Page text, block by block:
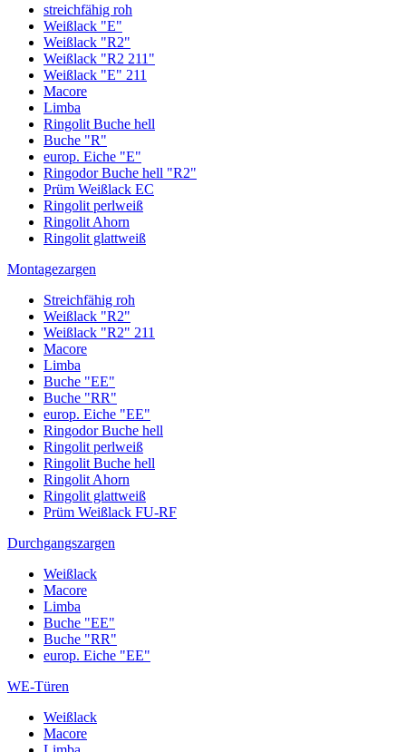
streichfähig roh
Weißlack "E"
Weißlack "R2"
Weißlack "R2 211"
Weißlack "E" 211
Macore
Limba
Ringolit Buche hell
Buche "R"
europ. Eiche "E"
Ringodor Buche hell "R2"
Prüm Weißlack EC
Ringolit perlweiß
Ringolit Ahorn
Ringolit glattweiß
Montagezargen
Streichfähig roh
Weißlack "R2"
Weißlack "R2" 211
Macore
Limba
Buche "EE"
Buche "RR"
europ. Eiche "EE"
Ringodor Buche hell
Ringolit perlweiß
Ringolit Buche hell
Ringolit Ahorn
Ringolit glattweiß
Prüm Weißlack FU-RF
Durchgangszargen
Weißlack
Macore
Limba
Buche "EE"
Buche "RR"
europ. Eiche "EE"
WE-Türen
Weißlack
Macore